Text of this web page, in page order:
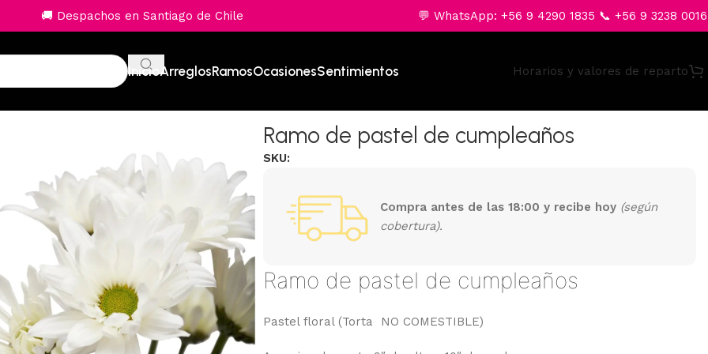
🚚 Despachos en Santiago de Chile 💬 WhatsApp: +56 9 4290 1835 📞 +56 9 3238 0016
InicioArreglosRamosOcasionesSentimientos Horarios y valores de reparto
Ramo de pastel de cumpleaños
SKU:
Compra antes de las 18:00 y recibe hoy (según
cobertura).
Ramo de pastel de cumpleaños
Pastel floral (Torta NO COMESTIBLE)